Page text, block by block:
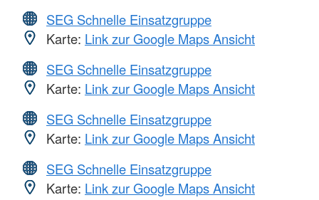
SEG Schnelle Einsatzgruppe
Karte: Link zur Google Maps Ansicht
SEG Schnelle Einsatzgruppe
Karte: Link zur Google Maps Ansicht
SEG Schnelle Einsatzgruppe
Karte: Link zur Google Maps Ansicht
SEG Schnelle Einsatzgruppe
Karte: Link zur Google Maps Ansicht